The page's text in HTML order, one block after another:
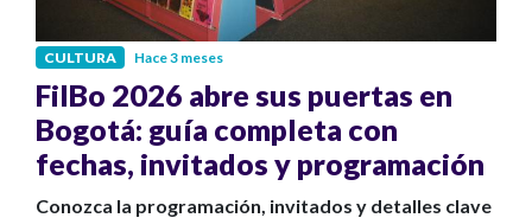
CULTURA Hace 3 meses
FilBo 2026 abre sus puertas en
Bogotá: guía completa con
fechas, invitados y programación
Conozca la programación, invitados y detalles clave